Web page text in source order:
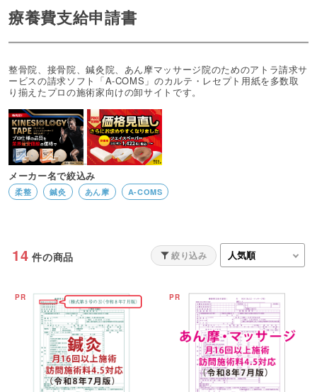
療養費支給申請書
整骨院、接骨院、鍼灸院、あん摩マッサージ院のためのアトラ請求サ
ービスの請求ソフト「A-COMS」のカルテ・レセプト用紙を多数取
り揃えたプロの施術家向けの卸サイトです。
メーカー名で絞込み
柔整 鍼灸 あん摩 A-COMS
14 件の商品 絞り込み